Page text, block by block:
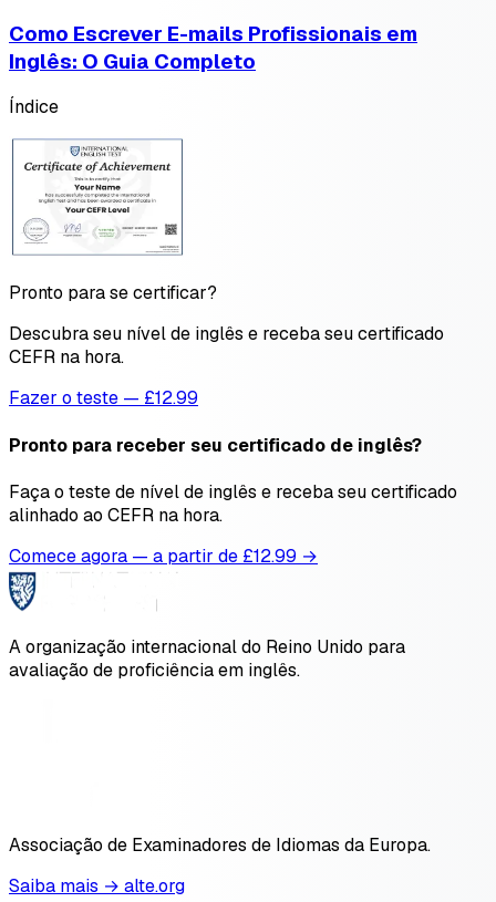
Como Escrever E-mails Profissionais em
Inglês: O Guia Completo
Índice
Pronto para se certificar?
Descubra seu nível de inglês e receba seu certificado
CEFR na hora.
Fazer o teste — £12.99
Pronto para receber seu certificado de inglês?
Faça o teste de nível de inglês e receba seu certificado
alinhado ao CEFR na hora.
Comece agora — a partir de £12.99 →
A organização internacional do Reino Unido para
avaliação de proficiência em inglês.
Associação de Examinadores de Idiomas da Europa.
Saiba mais → alte.org